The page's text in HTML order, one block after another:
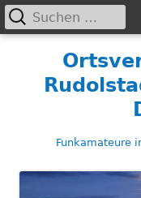
Funkamateure
Primäres